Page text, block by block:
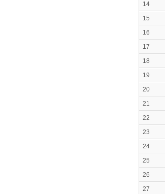
14
15
16
17
18
19
20
21
22
23
24
25
26
27